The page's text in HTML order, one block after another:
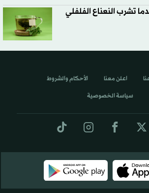
تشرب النعناع الفلفلي
اعلن معنا الأحكام والشروط
سياسة الخصوصية